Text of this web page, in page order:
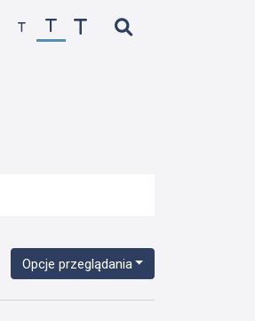
Opcje przeglądania